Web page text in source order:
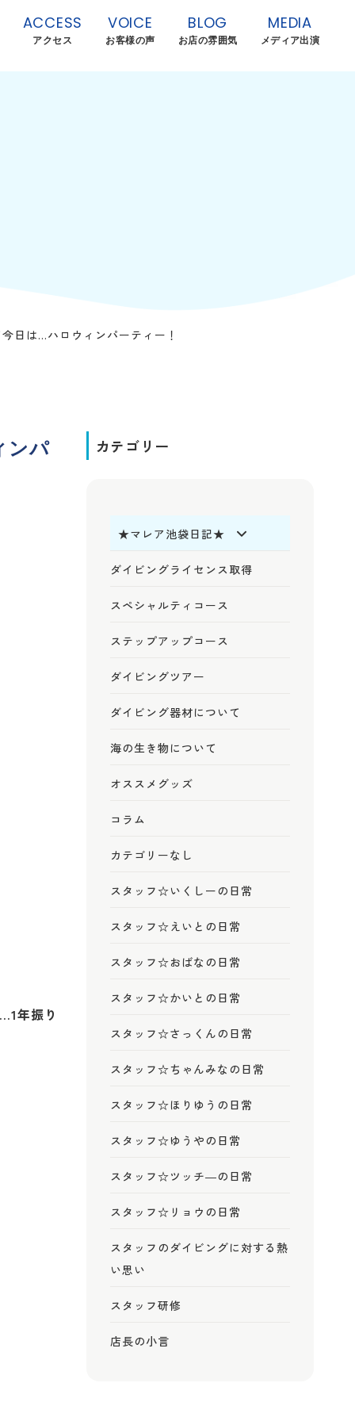
ACCESS
アクセス
VOICE
お客様の声
BLOG
お店の雰囲気
MEDIA
メディア出演
日は…ハロウィンパーティー！
ンパ
1年振り
カテゴリー
★マレア池袋日記★
ダイビングライセンス取得
スペシャルティコース
ステップアップコース
ダイビングツアー
ダイビング器材について
海の生き物について
オススメグッズ
コラム
カテゴリーなし
スタッフ☆いくしーの日常
スタッフ☆えいとの日常
スタッフ☆おばなの日常
スタッフ☆かいとの日常
スタッフ☆さっくんの日常
スタッフ☆ちゃんみなの日常
スタッフ☆ほりゆうの日常
スタッフ☆ゆうやの日常
スタッフ☆ツッチ―の日常
スタッフ☆リョウの日常
スタッフのダイビングに対する熱
い思い
スタッフ研修
店長の小言